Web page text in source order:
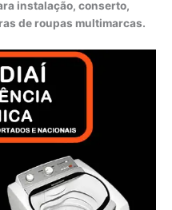
instalação, conserto,
de roupas multimarcas.